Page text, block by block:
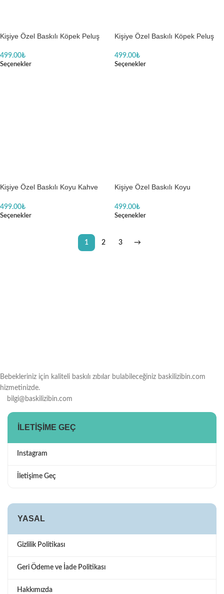
Kişiye Özel Baskılı Köpek Peluş
499.00₺
Seçenekler
Kişiye Özel Baskılı Köpek Peluş
499.00₺
Seçenekler
Kişiye Özel Baskılı Koyu Kahve
499.00₺
Seçenekler
Kişiye Özel Baskılı Koyu
499.00₺
Seçenekler
1 2 3 →
Bebekleriniz için kaliteli baskılı zıbılar bulabileceğiniz baskilizibin.com
hizmetinizde.
bilgi@baskilizibin.com
İLETIŞIME GEÇ
Instagram
İletişime Geç
YASAL
Gizlilik Politikası
Geri Ödeme ve İade Politikası
Hakkımızda